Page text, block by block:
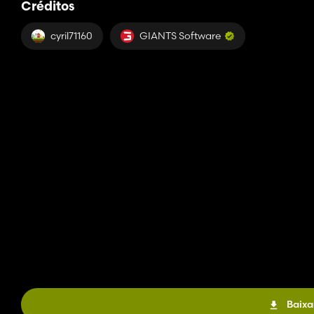
Créditos
cyril71160 GIANTS Software